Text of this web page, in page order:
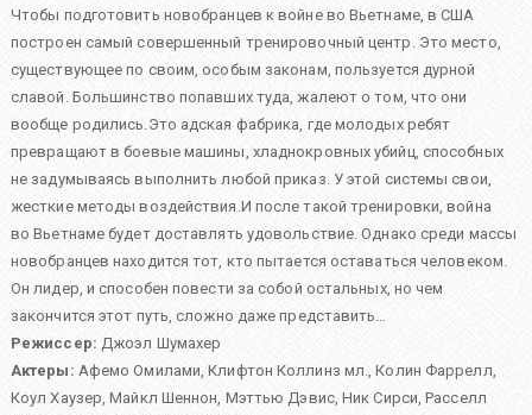
Чтобы подготовить новобранцев к войне во Вьетнаме, в США
построен самый совершенный тренировочный центр. Это место,
существующее по своим, особым законам, пользуется дурной
славой. Большинство попавших туда, жалеют о том, что они
вообще родились.Это адская фабрика, где молодых ребят
превращают в боевые машины, хладнокровных убийц, способных
не задумываясь выполнить любой приказ. У этой системы свои,
жесткие методы воздействия.И после такой тренировки, война
во Вьетнаме будет доставлять удовольствие. Однако среди массы
новобранцев находится тот, кто пытается оставаться человеком.
Он лидер, и способен повести за собой остальных, но чем
закончится этот путь, сложно даже представить…
Режиссер: Джоэл Шумахер
Актеры: Афемо Омилами,Клифтон Коллинз мл.,Колин Фаррелл,
Коул Хаузер,Майкл Шеннон, Мэттью Дэвис,Ник Сирси,Расселл